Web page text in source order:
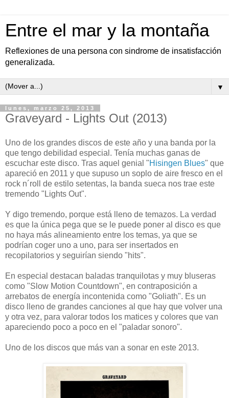
Entre el mar y la montaña
Reflexiones de una persona con sindrome de insatisfacción
generalizada.
▼
lunes, marzo 25, 2013
Graveyard - Lights Out (2013)
Uno de los grandes discos de este año y una banda por la
que tengo debilidad especial. Tenía muchas ganas de
escuchar este disco. Tras aquel genial "Hisingen Blues" que
apareció en 2011 y que supuso un soplo de aire fresco en el
rock n´roll de estilo setentas, la banda sueca nos trae este
tremendo "Lights Out".
Y digo tremendo, porque está lleno de temazos. La verdad
es que la única pega que se le puede poner al disco es que
no haya más alineamiento entre los temas, ya que se
podrían coger uno a uno, para ser insertados en
recopilatorios y seguirían siendo "hits".
En especial destacan baladas tranquilotas y muy bluseras
como "Slow Motion Countdown", en contraposición a
arrebatos de energía incontenida como "Goliath". Es un
disco lleno de grandes canciones al que hay que volver una
y otra vez, para valorar todos los matices y colores que van
apareciendo poco a poco en el "paladar sonoro".
Uno de los discos que más van a sonar en este 2013.